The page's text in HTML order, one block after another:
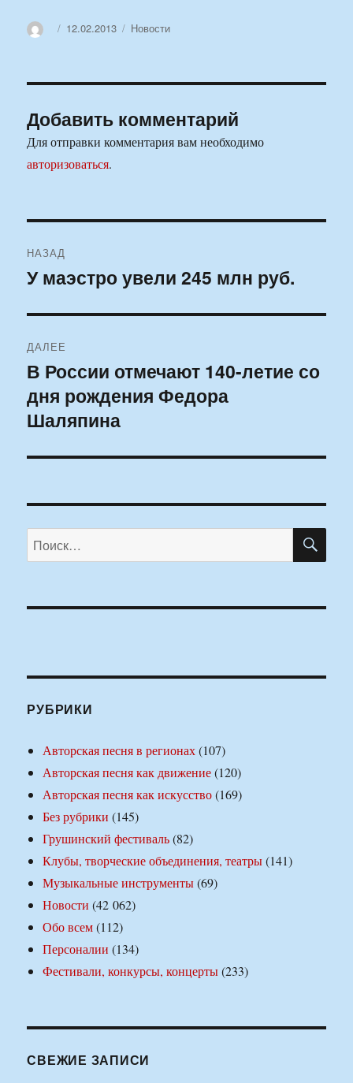
АвторОпубликовано
12.02.2013 Рубрики
Новости
Добавить комментарий
Для отправки комментария вам необходимо
авторизоваться.
по
НАЗАД
Предыдущая
У маэстро увели 245 млн руб.
ДАЛЕЕ
Следующая
запись:
В России отмечают 140-летие со
дня рождения Федора
Шаляпина
Искать:
РУБРИКИ
Авторская песня в регионах(107)
Авторская песня как движение(120)
Авторская песня как искусство(169)
Без рубрики (145)
Грушинский фестиваль(82)
Клубы, творческие объединения, театры(141)
Музыкальные инструменты(69)
Новости (42 062)
Обо всем(112)
Персоналии (134)
Фестивали, конкурсы, концерты(233)
СВЕЖИЕ ЗАПИСИ